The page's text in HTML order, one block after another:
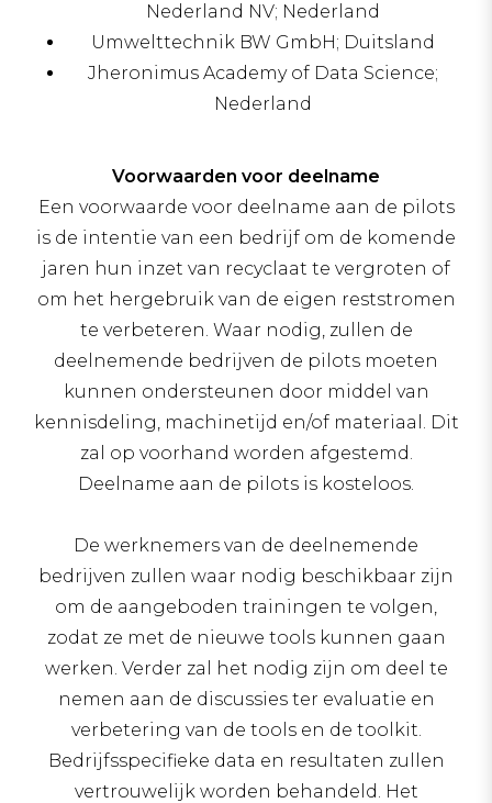
Nederland NV; Nederland
Umwelttechnik BW GmbH; Duitsland
Jheronimus Academy of Data Science;
Nederland
Voorwaarden voor deelname
Een voorwaarde voor deelname aan de pilots
is de intentie van een bedrijf om de komende
jaren hun inzet van recyclaat te vergroten of
om het hergebruik van de eigen reststromen
te verbeteren. Waar nodig, zullen de
deelnemende bedrijven de pilots moeten
kunnen ondersteunen door middel van
kennisdeling, machinetijd en/of materiaal. Dit
zal op voorhand worden afgestemd.
Deelname aan de pilots is kosteloos.
De werknemers van de deelnemende
bedrijven zullen waar nodig beschikbaar zijn
om de aangeboden trainingen te volgen,
zodat ze met de nieuwe tools kunnen gaan
werken. Verder zal het nodig zijn om deel te
nemen aan de discussies ter evaluatie en
verbetering van de tools en de toolkit.
Bedrijfsspecifieke data en resultaten zullen
vertrouwelijk worden behandeld. Het